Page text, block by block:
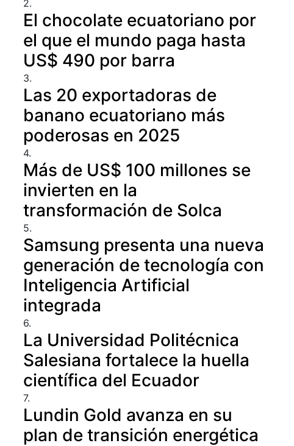
2.
El chocolate ecuatoriano por
el que el mundo paga hasta
US$ 490 por barra
3.
Las 20 exportadoras de
banano ecuatoriano más
poderosas en 2025
4.
Más de US$ 100 millones se
invierten en la
transformación de Solca
5.
Samsung presenta una nueva
generación de tecnología con
Inteligencia Artificial
integrada
6.
La Universidad Politécnica
Salesiana fortalece la huella
científica del Ecuador
7.
Lundin Gold avanza en su
plan de transición energética